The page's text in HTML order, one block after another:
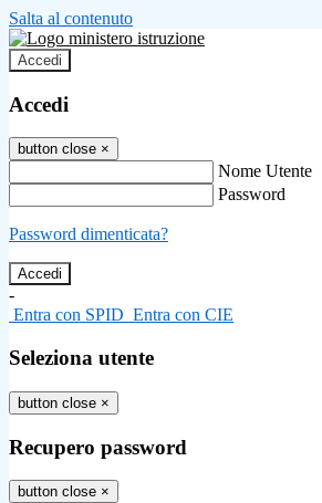
Salta al contenuto
Accedi
Accedi
button close ×
Nome Utente
Password
Password dimenticata?
-
Entra con SPID Entra con CIE
Seleziona utente
button close ×
Recupero password
button close ×